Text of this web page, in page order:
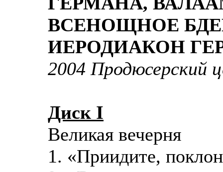
ВСЕНОЩНОЕ
ИЕРОДИАКОН
2004 Продюсерский
Диск I
Великая вечерня
1. «Приидите,